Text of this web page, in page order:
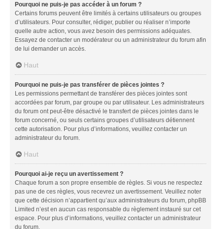
Pourquoi ne puis-je pas accéder à un forum ?
Certains forums peuvent être limités à certains utilisateurs ou groupes
d’utilisateurs. Pour consulter, rédiger, publier ou réaliser n’importe
quelle autre action, vous avez besoin des permissions adéquates.
Essayez de contacter un modérateur ou un administrateur du forum afin
de lui demander un accès.
Haut
Pourquoi ne puis-je pas transférer de pièces jointes ?
Les permissions permettant de transférer des pièces jointes sont
accordées par forum, par groupe ou par utilisateur. Les administrateurs
du forum ont peut-être désactivé le transfert de pièces jointes dans le
forum concerné, ou seuls certains groupes d’utilisateurs détiennent
cette autorisation. Pour plus d’informations, veuillez contacter un
administrateur du forum.
Haut
Pourquoi ai-je reçu un avertissement ?
Chaque forum a son propre ensemble de règles. Si vous ne respectez
pas une de ces règles, vous recevrez un avertissement. Veuillez noter
que cette décision n’appartient qu’aux administrateurs du forum, phpBB
Limited n’est en aucun cas responsable du règlement instauré sur cet
espace. Pour plus d’informations, veuillez contacter un administrateur
du forum.